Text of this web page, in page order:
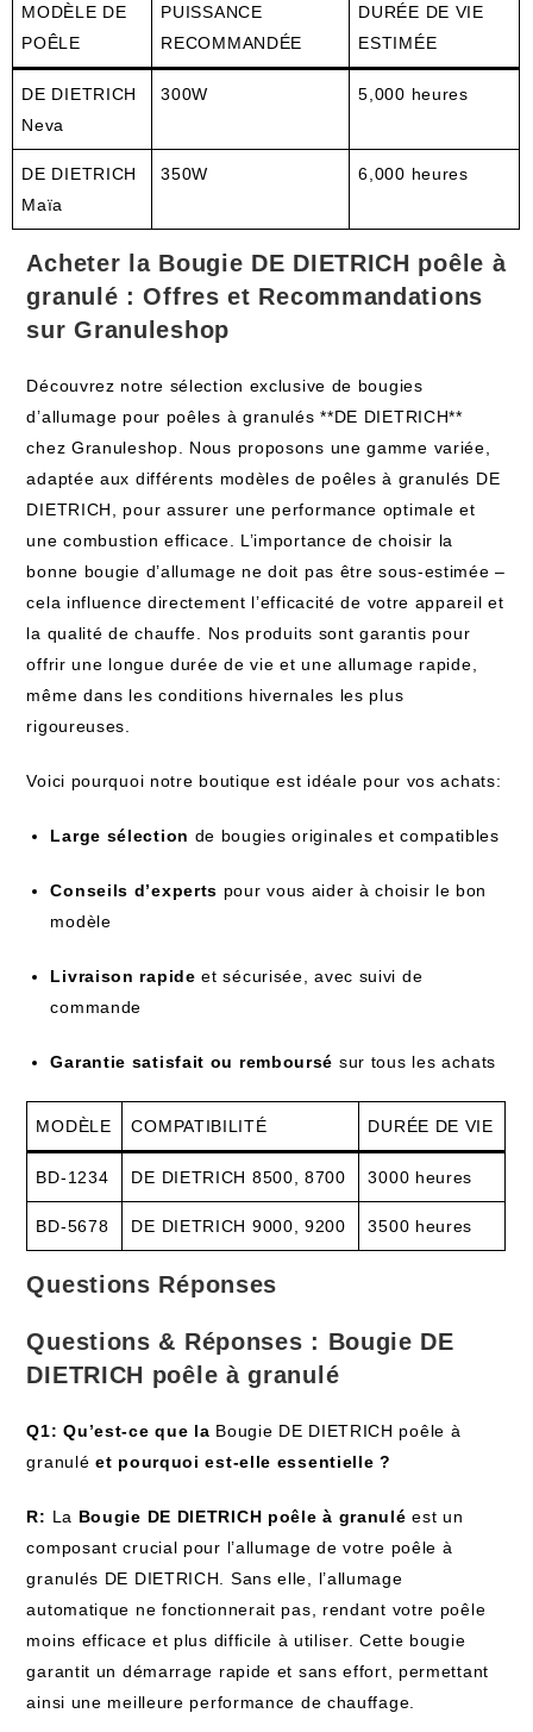
MODÈLE DE
POÊLE
PUISSANCE
RECOMMANDÉE
DURÉE DE VIE
ESTIMÉE
DE DIETRICH
Neva
300W 5,000 heures
DE DIETRICH
Maïa
350W 6,000 heures
Acheter la Bougie DE DIETRICH poêle à
granulé : Offres et Recommandations
sur Granuleshop
Découvrez notre sélection exclusive de bougies
d’allumage pour poêles à granulés **DE DIETRICH**
chez Granuleshop. Nous proposons une gamme variée,
adaptée aux différents modèles de poêles à granulés DE
DIETRICH, pour assurer une performance optimale et
une combustion efficace. L’importance de choisir la
bonne bougie d’allumage ne doit pas être sous-estimée –
cela influence directement l’efficacité de votre appareil et
la qualité de chauffe. Nos produits sont garantis pour
offrir une longue durée de vie et une allumage rapide,
même dans les conditions hivernales les plus
rigoureuses.
Voici pourquoi notre boutique est idéale pour vos achats:
Large sélection de bougies originales et compatibles
Conseils d’experts pour vous aider à choisir le bon
modèle
Livraison rapide et sécurisée, avec suivi de
commande
Garantie satisfait ou remboursé sur tous les achats
MODÈLE COMPATIBILITÉ DURÉE DE VIE
BD-1234 DE DIETRICH 8500, 8700 3000 heures
BD-5678 DE DIETRICH 9000, 9200 3500 heures
Questions Réponses
Questions & Réponses : Bougie DE
DIETRICH poêle à granulé
Q1: Qu’est-ce que la Bougie DE DIETRICH poêle à
granulé et pourquoi est-elle essentielle ?
R: La Bougie DE DIETRICH poêle à granulé est un
composant crucial pour l’allumage de votre poêle à
granulés DE DIETRICH. Sans elle, l’allumage
automatique ne fonctionnerait pas, rendant votre poêle
moins efficace et plus difficile à utiliser. Cette bougie
garantit un démarrage rapide et sans effort, permettant
ainsi une meilleure performance de chauffage.